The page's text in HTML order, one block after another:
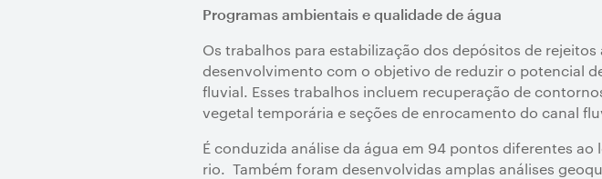
Programas ambientais e qualidade de água
Os trabalhos para estabilização dos depósitos de
desenvolvimento com o objetivo de reduzir o potencial
fluvial. Esses trabalhos incluem recuperação de
vegetal temporária e seções de enrocamento do canal
É conduzida análise da água em 94 pontos diferentes
rio. Também foram desenvolvidas amplas análises